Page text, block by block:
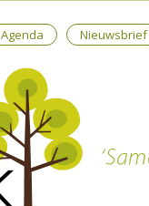
Agenda Nieuwsbrief